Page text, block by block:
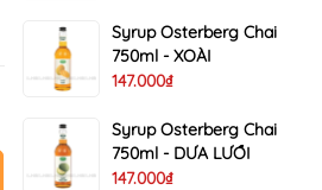
Syrup Osterberg Chai
750ml - XOÀI
147.000₫
Syrup Osterberg Chai
750ml - DƯA LƯỚI
147.000₫